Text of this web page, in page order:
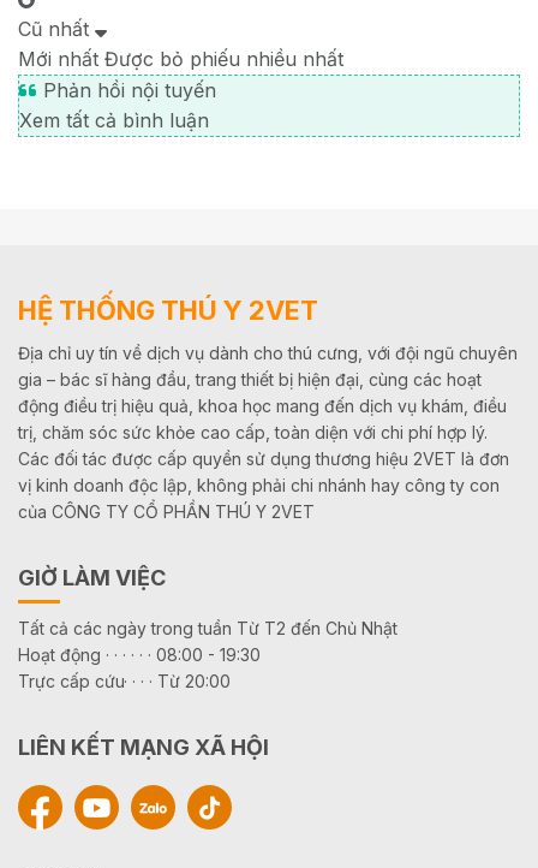
Cũ nhất
Mới nhất Được bỏ phiếu nhiều nhất
Phản hồi nội tuyến
Xem tất cả bình luận
HỆ THỐNG THÚ Y 2VET
Địa chỉ uy tín về dịch vụ dành cho thú cưng, với đội ngũ chuyên
gia – bác sĩ hàng đầu, trang thiết bị hiện đại, cùng các hoạt
động điều trị hiệu quả, khoa học mang đến dịch vụ khám, điều
trị, chăm sóc sức khỏe cao cấp, toàn diện với chi phí hợp lý.
Các đối tác được cấp quyền sử dụng thương hiệu 2VET là đơn
vị kinh doanh độc lập, không phải chi nhánh hay công ty con
của CÔNG TY CỔ PHẦN THÚ Y 2VET
GIỜ LÀM VIỆC
Tất cả các ngày trong tuần Từ T2 đến Chủ Nhật
Hoạt động · · · · · · 08:00 - 19:30
Trực cấp cứu· · · · Từ 20:00
LIÊN KẾT MẠNG XÃ HỘI